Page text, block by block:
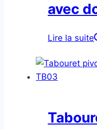
avec
Lire la suite